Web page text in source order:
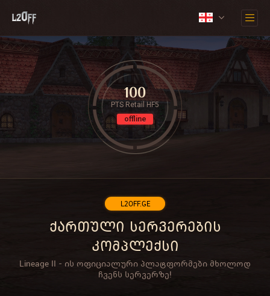
L2OFF.GE
ქართული სერვერების
კომპლექსი
Lineage II - ის ოფიციალური პლატფორმები მხოლოდ
ჩვენს სერვერზე!
100
PTS Retail HF5
offline